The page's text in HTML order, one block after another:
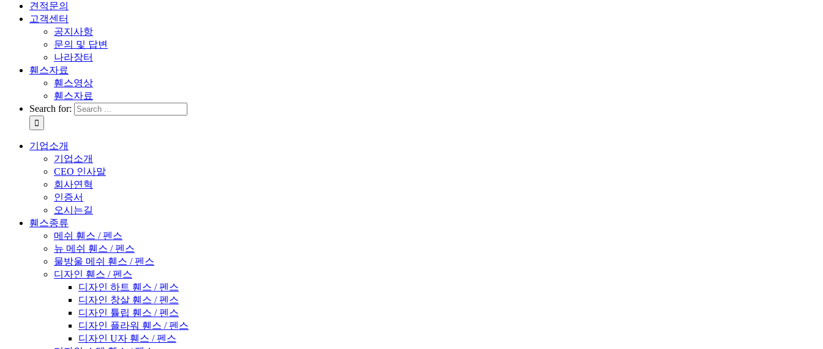
견적문의
고객센터
공지사항
문의 및 답변
나라장터
휀스자료
휀스영상
휀스자료
Search for:
기업소개
기업소개
CEO 인사말
회사연혁
인증서
오시는길
휀스종류
메쉬 휀스 / 펜스
뉴 메쉬 휀스 / 펜스
물방울 메쉬 휀스 / 펜스
디자인 휀스 / 펜스
디자인 하트 휀스 / 펜스
디자인 창살 휀스 / 펜스
디자인 튤립 휀스 / 펜스
디자인 플라워 휀스 / 펜스
디자인 U자 휀스 / 펜스